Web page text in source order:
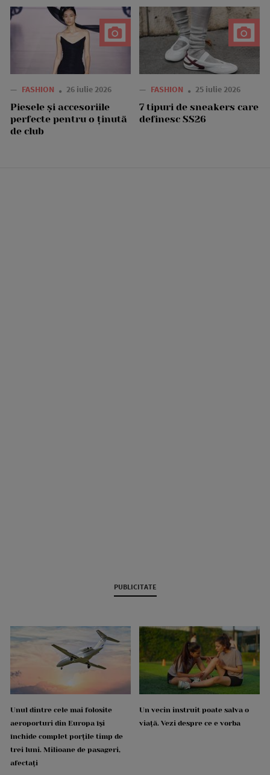
— FASHION 26 iulie 2026
Piesele și accesoriile
perfecte pentru o ținută
de club
— FASHION 25 iulie 2026
7 tipuri de sneakers care
definesc SS26
PUBLICITATE
Unul dintre cele mai folosite
aeroporturi din Europa își
închide complet porțile timp de
trei luni. Milioane de pasageri,
afectați
Un vecin instruit poate salva o
viață. Vezi despre ce e vorba